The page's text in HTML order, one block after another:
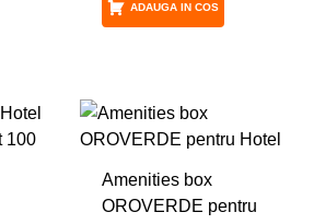
ADAUGA IN COS
Amenities box
OROVERDE pentru